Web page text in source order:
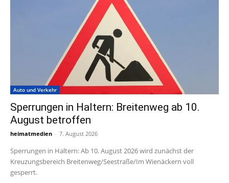
Auto und Verkehr
Sperrungen in Haltern: Breitenweg ab 10.
August betroffen
heimatmedien - 7. August 2026
Sperrungen in Haltern: Ab 10. August 2026 wird zunächst der
Kreuzungsbereich Breitenweg/Seestraße/Im Wienäckern voll
gesperrt.